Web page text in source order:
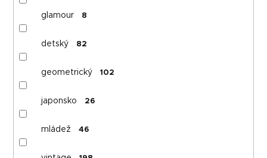
glamour 8
detský 82
geometrický 102
japonsko 26
mládež 46